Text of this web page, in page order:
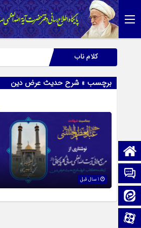
صفحه نخست
تماس با ما
کلام ناب
برچسب » شرح حدیث عرض دین